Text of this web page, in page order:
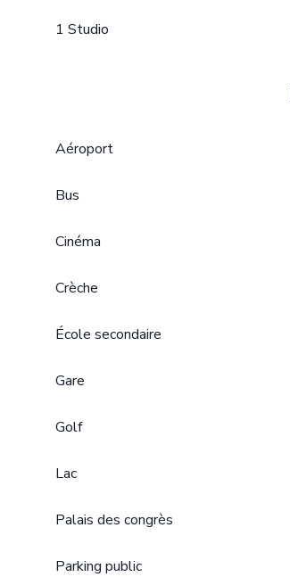
1 Studio
Aéroport
Bus
Cinéma
Crèche
École secondaire
Gare
Golf
Lac
Palais des congrès
Parking public